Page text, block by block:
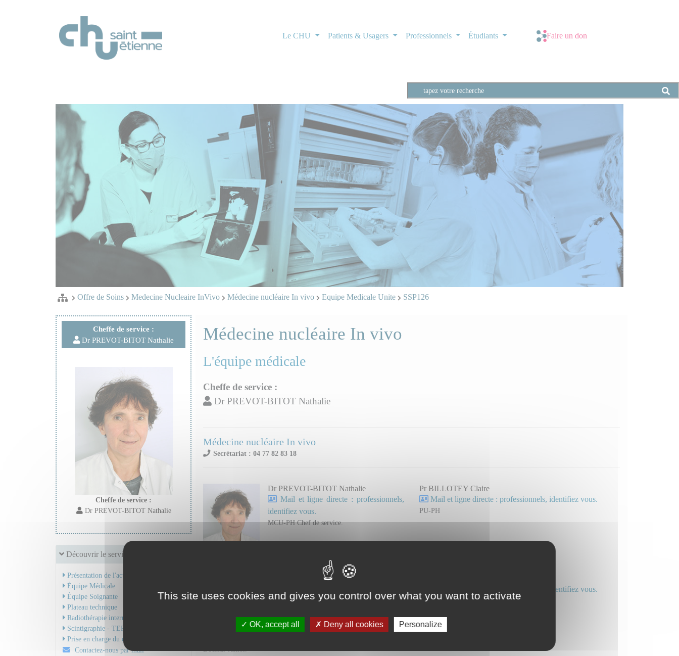
Le CHU Patients & Usagers Professionnels Étudiants Faire un don
Offre de Soins Medecine Nucleaire InVivo Médecine nucléaire In vivo Equipe Medicale Unite SSP126
Cheffe de service :
Dr PREVOT-BITOT Nathalie
Cheffe de service :
Dr PREVOT-BITOT Nathalie
Découvrir le service
Présentation de l'activité
Équipe Médicale
Équipe Soignante
Plateau technique
Radiothérapie interne vectorisée
Scintigraphie - TEP-TDM
Prise en charge du cancer
Contactez-nous par mail
Médecine nucléaire In vivo
L'équipe médicale
Cheffe de service :
Dr PREVOT-BITOT Nathalie
Médecine nucléaire In vivo
Secrétariat : 04 77 82 83 18
Dr PREVOT-BITOT Nathalie
Mail et ligne directe : professionnels,
identifiez vous.
MCU-PH Chef de service.
Pr BILLOTEY Claire
Mail et ligne directe : professionnels, identifiez vous.
PU-PH
Praticien Hospitalier.
Mail et ligne directe : professionnels, identifiez vous.
Assistant
Dr PROHET Gaëtan
Dr TIAR Hamza
This site uses cookies and gives you control over what you want to activate
OK, accept all Deny all cookies Personalize